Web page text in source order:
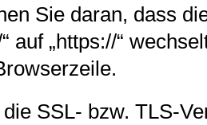
Sie daran, dass
“ auf „https://“
SSL- bzw. TLS-